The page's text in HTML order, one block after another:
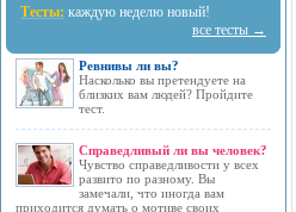
Тесты: каждую неделю новый!
все тесты →
Ревнивы ли вы?
Насколько вы претендуете на
близких вам людей? Пройдите
тест.
Справедливый ли вы человек?
Чувство справедливости у всех
развито по разному. Вы
замечали, что иногда вам
приходится думать о мотиве своих